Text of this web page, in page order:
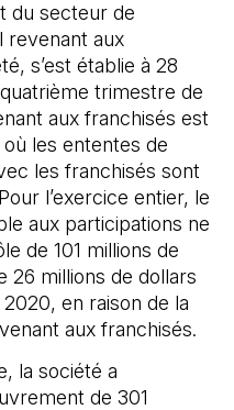
du secteur de
revenant aux
s’est établie à 28
trimestre de
aux franchisés est
les ententes de
les franchisés sont
l’exercice entier, le
aux participations ne
de 101 millions de
26 millions de dollars
en raison de la
aux franchisés.
la société a
de 301